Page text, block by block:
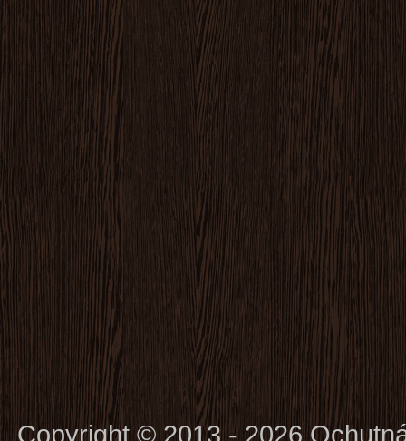
Copyright © 2013 - 2026